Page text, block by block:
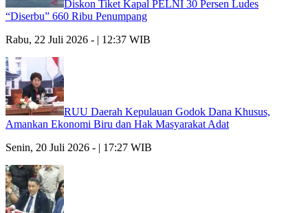
Diskon Tiket Kapal PELNI 30 Persen Ludes
“Diserbu” 660 Ribu Penumpang
Rabu, 22 Juli 2026 - | 12:37 WIB
RUU Daerah Kepulauan Godok Dana Khusus,
Amankan Ekonomi Biru dan Hak Masyarakat Adat
Senin, 20 Juli 2026 - | 17:27 WIB